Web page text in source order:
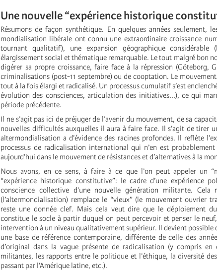
Une nouvelle “expérience historique
Résumons de façon synthétique. En quelques années seulement,
mondialisation libérale ont connu une extraordinaire croissance
tournant qualitatif), une expansion géographique
élargissement social et thématique remarquable. Le tout malgré bon
digérer sa propre croissance, faire face à la répression (Göteborg,
criminalisations (post-11 septembre) ou de cooptation. Le
tout à la fois élargi et radicalisé. Un processus cumulatif s’est
évolution des consciences, articulation des initiatives...), ce qui
période précédente.
Il ne s’agit pas ici de préjuger de l’avenir du mouvement, de sa
nouvelles difficultés auxquelles il aura à faire face. Il s’agit de tirer
altermondialisation a d’évidence des racines profondes. Il reflète
processus de radicalisation international qui n’en est probablement
aujourd’hui dans le mouvement de résistances et d’alternatives à la
Nous avons, en ce sens, à faire à ce que l’on peut appeler un
“expérience historique constitutive”: le cadre d’une expérience
conscience collective d’une nouvelle génération militante.
(l’altermondialisation) remplace le “vieux” (le mouvement ouvrier
reste une donnée clef. Mais cela veut dire que le déploiement
constitue le socle à partir duquel on peut percevoir et penser le
intervention à un niveau qualitativement supérieur. Il devient possible
une base de référence contemporaine, différente de celle des
d’original dans la vague présente de radicalisation (y compris en
militantes, les rapports entre le politique et l’éthique, la diversité des
passant par l’Amérique latine, etc.).